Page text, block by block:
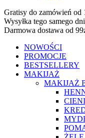
Gratisy do zamówień od
Wysyłka tego samego
Darmowa dostawa od
NOWOŚCI
PROMOCJE
BESTSELLERY
MAKIJAŻ
MAKIJAŻ